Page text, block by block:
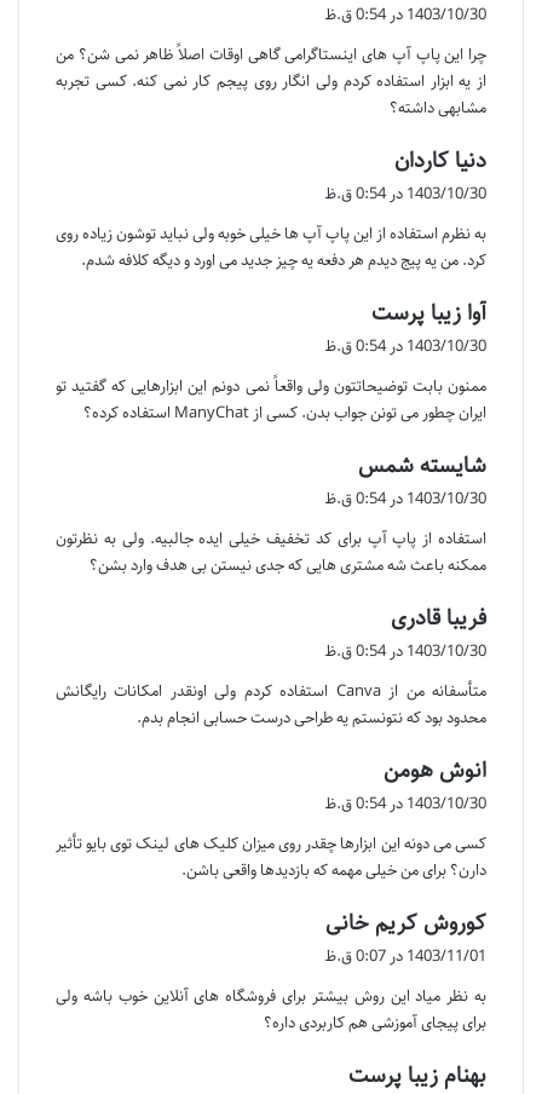
ت
:
1403/10/30 در 0:54 ق.ظ
چرا این پاپ آپ های اینستاگرامی گاهی اوقات اصلاً ظاهر نمی شن؟ من
از یه ابزار استفاده کردم ولی انگار روی پیجم کار نمی کنه. کسی تجربه
مشابهی داشته؟
دنیا کاردان
ت
:
1403/10/30 در 0:54 ق.ظ
به نظرم استفاده از این پاپ آپ ها خیلی خوبه ولی نباید توشون زیاده روی
کرد. من یه پیج دیدم هر دفعه یه چیز جدید می اورد و دیگه کلافه شدم.
آوا زیبا پرست
ف
:
1403/10/30 در 0:54 ق.ظ
ممنون بابت توضیحاتتون ولی واقعاً نمی دونم این ابزارهایی که گفتید تو
ایران چطور می تونن جواب بدن. کسی از ManyChat استفاده کرده؟
شایسته شمس
ف
ت
:
1403/10/30 در 0:54 ق.ظ
استفاده از پاپ آپ برای کد تخفیف خیلی ایده جالبیه. ولی به نظرتون
ممکنه باعث شه مشتری هایی که جدی نیستن بی هدف وارد بشن؟
فریبا قادری
ف
ت
:
1403/10/30 در 0:54 ق.ظ
متأسفانه من از Canva استفاده کردم ولی اونقدر امکانات رایگانش
محدود بود که نتونستم یه طراحی درست حسابی انجام بدم.
انوش هومن
ف
:
1403/10/30 در 0:54 ق.ظ
کسی می دونه این ابزارها چقدر روی میزان کلیک های لینک توی بایو تأثیر
دارن؟ برای من خیلی مهمه که بازدیدها واقعی باشن.
کوروش کریم خانی
:
1403/11/01 در 0:07 ق.ظ
به نظر میاد این روش بیشتر برای فروشگاه های آنلاین خوب باشه ولی
برای پیجای آموزشی هم کاربردی داره؟
بهنام زیبا پرست